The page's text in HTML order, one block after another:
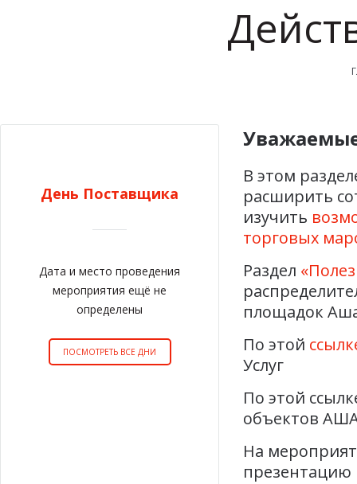
День Поставщика
Дата и место проведения
мероприятия ещё не
определены
ПОСМОТРЕТЬ ВСЕ ДНИ
В этом
расширить
изучить
торговых
Раздел
площадок
По этой
Услуг
По этой
объектов
На
презентацию